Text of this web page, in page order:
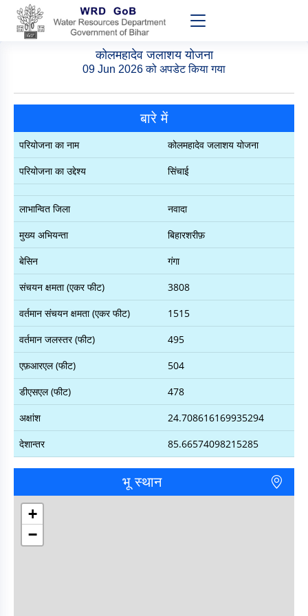
कोलमहादेव जलाशय योजना
09 Jun 2026 को अपडेट किया गया
बारे में
परियोजना का नाम
कोलमहादेव जलाशय योजना
परियोजना का उद्देश्य
सिंचाई
लाभान्वित जिला
नवादा
मुख्य अभियन्ता
बिहारशरीफ़
बेसिन
गंगा
संचयन क्षमता (एकर फीट)
3808
वर्तमान संचयन क्षमता (एकर फीट)
1515
वर्तमान जलस्तर (फीट)
495
एफ़आरएल (फीट)
504
डीएसएल (फीट)
478
अक्षांश
24.708616169935294
देशान्तर
85.66574098215285
भू स्थान
+
−